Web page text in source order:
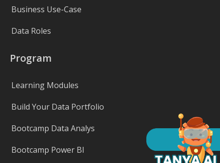
Business Use-Case
Data Roles
Program
Learning Modules
Build Your Data Portfolio
Bootcamp Data Analys
Bootcamp Power BI